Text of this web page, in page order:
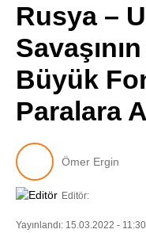
Rusya –
Büyük
Paralara
Ömer Ergin
Editör:
Yayınlandı: 15.03.2022 - 11:30